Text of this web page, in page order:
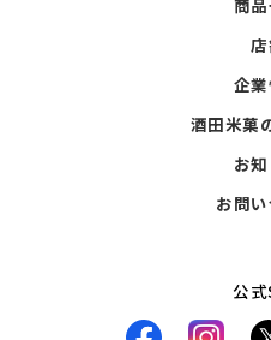
商
企
酒田米菓
お
お問
公